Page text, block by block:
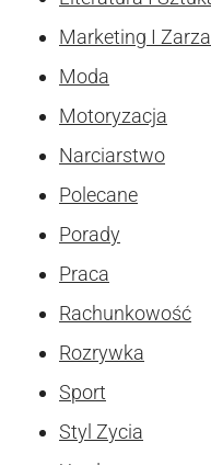
Marketing I
Moda
Motoryzacja
Narciarstwo
Polecane
Porady
Praca
Rachunkowość
Rozrywka
Sport
Styl Zycia